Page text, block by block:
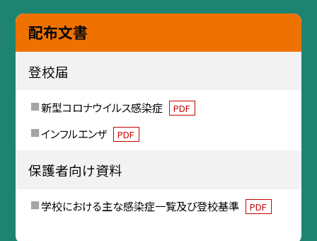
配布文書
登校届
新型コロナウイルス感染症 PDF
インフルエンザ PDF
保護者向け資料
学校における主な感染症一覧及び登校基準 PDF